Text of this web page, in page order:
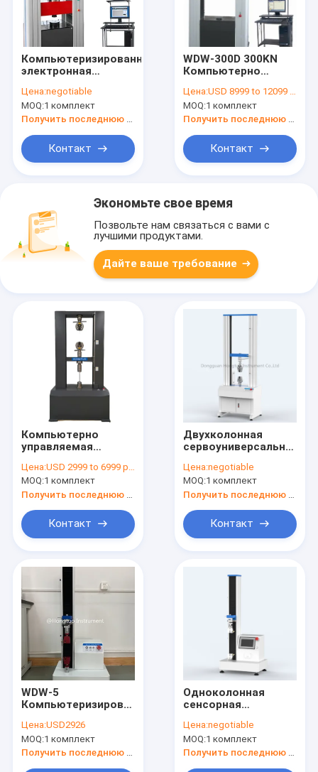
Компьютеризированная
электронная
испытательная
машина 500 кН,
управляемый
на прочность WDW-
500E
Цена:negotiable
MOQ:1 комплект
Получить последнюю цену
Контакт
WDW-300D 300KN
Компьютерно
универсальная
испытательная
машина 300KN для
прочности тяги
Цена:USD 8999 to 12099 per Unit
MOQ:1 комплект
Получить последнюю цену
Контакт
Экономьте свое время
Позвольте нам связаться с вами с
лучшими продуктами.
Дайте ваше требование
Компьютерно
управляемая
испытательная
машина 100 кН
автоматическое
универсальное
оборудование для
испытаний
WDW-100E
Цена:USD 2999 to 6999 per Unit
MOQ:1 комплект
Контакт
Двухколонная
сервоуниверсальная
контрольная
испытательная
машина
Цена:negotiable
MOQ:1 комплект
Контакт
WDW-5
Компьютеризированный
сервоуниверсальный
аппарат для
испытания
Цена:USD2926
MOQ:1 комплект
Получить последнюю цену
Одноколонная
сенсорная
испытательная
машина для
испытания на
Цена:negotiable
MOQ:1 комплект
Получить последнюю цену